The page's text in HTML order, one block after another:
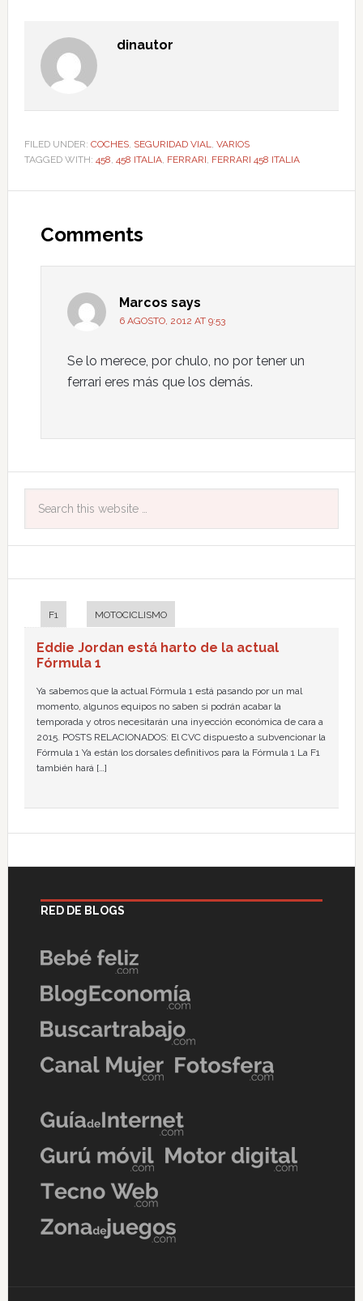
dinautor
FILED UNDER: COCHES, SEGURIDAD VIAL, VARIOS
TAGGED WITH: 458, 458 ITALIA, FERRARI, FERRARI 458 ITALIA
Comments
Marcos says
6 AGOSTO, 2012 AT 9:53
Se lo merece, por chulo, no por tener un
ferrari eres más que los demás.
F1 MOTOCICLISMO
Eddie Jordan está harto de la actual
Fórmula 1
Ya sabemos que la actual Fórmula 1 está pasando por un mal
momento, algunos equipos no saben si podrán acabar la
temporada y otros necesitarán una inyección económica de cara a
2015. POSTS RELACIONADOS: El CVC dispuesto a subvencionar la
Fórmula 1 Ya están los dorsales definitivos para la Fórmula 1 La F1
también hará […]
RED DE BLOGS